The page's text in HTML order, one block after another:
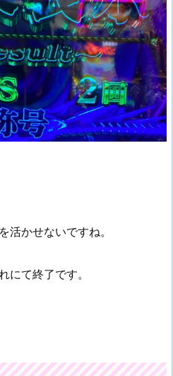
活かせないですね。
にて終了です。